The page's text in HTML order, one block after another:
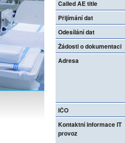
Called AE title
Přijímání dat
Odesílání dat
Žádosti o dokumentaci
Adresa
IČO
Kontaktní informace IT
provoz